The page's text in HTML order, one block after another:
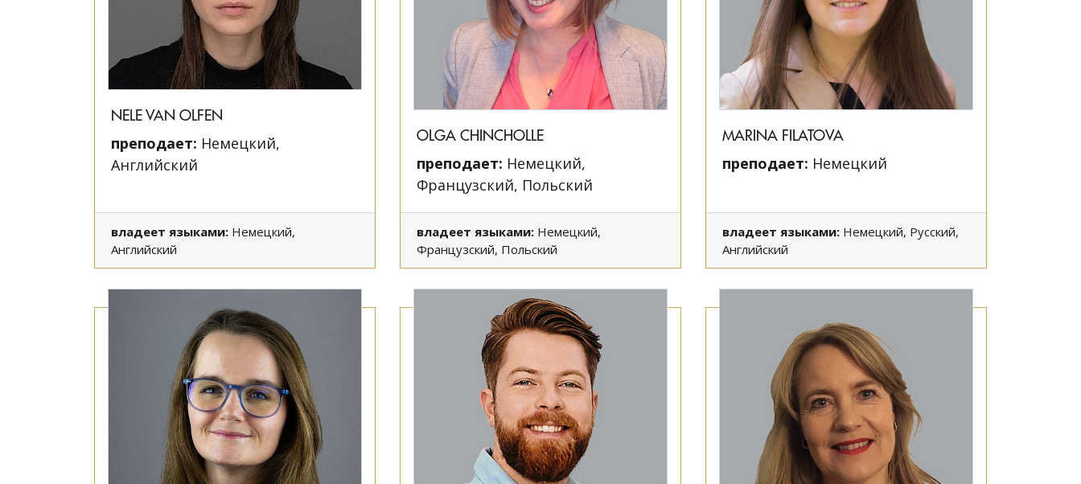
NELE VAN OLFEN
преподает: Немецкий,
Английский
владеет языками: Немецкий,
Английский
OLGA CHINCHOLLE
преподает: Немецкий,
Французский, Польский
владеет языками: Немецкий,
Французский, Польский
MARINA FILATOVA
преподает: Немецкий
владеет языками: Немецкий, Русский,
Английский